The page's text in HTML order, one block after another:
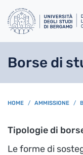
Borse di
HOME AMMISSIONE
Tipologie di
Le forme di